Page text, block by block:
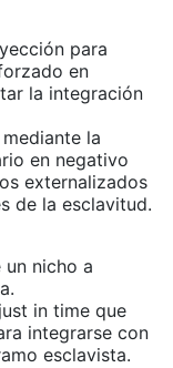
para
en
la integración
la
en negativo
externalizados
de la esclavitud.
un nicho a
in time que
integrarse con
esclavista.